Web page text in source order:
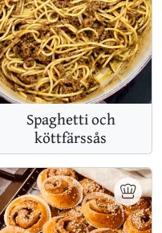
Spaghetti och
köttfärssås